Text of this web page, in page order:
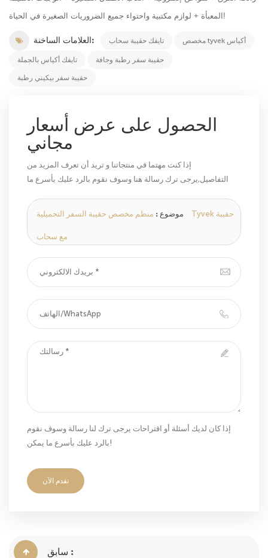
المعبأة + لوازم مكتبية واحتواء جميع الضروريات الصغيرة في الحياة!
العلامات الساخنة: تايفك حقيبة سحاب مخصص tyvek أكياس
تايفك أكياس بالجملة حقيبة سفر رطبة وجافة
حقيبة سفر بيكيني رطبة
الحصول على عرض أسعار
مجاني
إذا كنت مهتما في منتجاتنا و تريد أن تعرف المزيد من
التفاصيل,يرجى ترك رسالة هنا وسوف نقوم بالرد عليك بأسرع ما
موضوع : منظم مخصص حقيبة السفر التجميلية Tyvek حقيبة
مع سحاب
إذا كان لديك أسئلة أو اقتراحات يرجى ترك لنا رسالة وسوف نقوم
بالرد عليك بأسرع ما يمكن!
تقدم الآن
سابق :